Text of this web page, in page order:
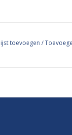
toevoegen /